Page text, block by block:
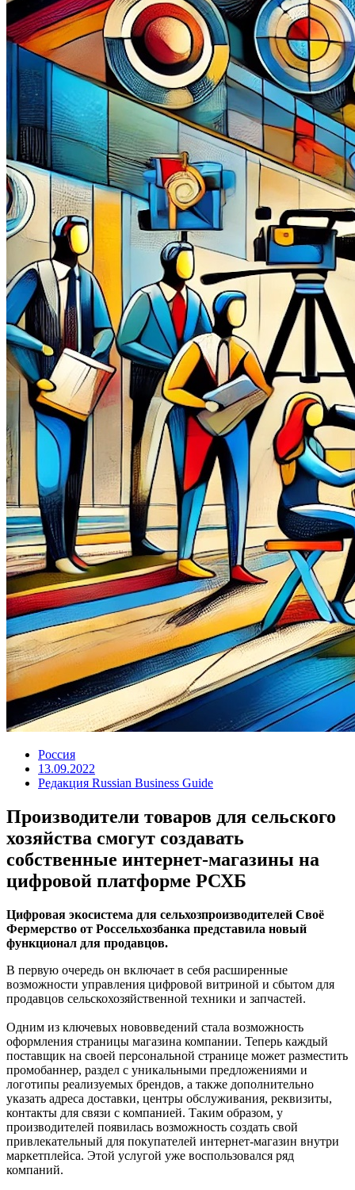
Россия
13.09.2022
Редакция Russian Business Guide
Производители товаров для сельского
хозяйства смогут создавать
собственные интернет-магазины на
цифровой платформе РСХБ
Цифровая экосистема для сельхозпроизводителей Своё
Фермерство от Россельхозбанка представила новый
функционал для продавцов.
В первую очередь он включает в себя расширенные
возможности управления цифровой витриной и сбытом для
продавцов сельскохозяйственной техники и запчастей.
Одним из ключевых нововведений стала возможность
оформления страницы магазина компании. Теперь каждый
поставщик на своей персональной странице может разместить
промобаннер, раздел с уникальными предложениями и
логотипы реализуемых брендов, а также дополнительно
указать адреса доставки, центры обслуживания, реквизиты,
контакты для связи с компанией. Таким образом, у
производителей появилась возможность создать свой
привлекательный для покупателей интернет-магазин внутри
маркетплейса. Этой услугой уже воспользовался ряд
компаний.